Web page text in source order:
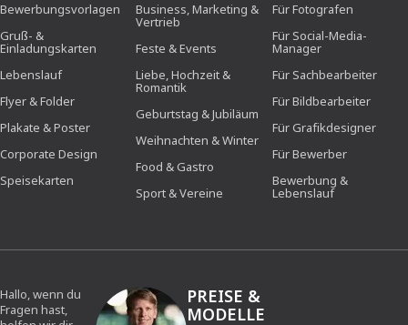
Bewerbungsvorlagen
Gruß- &
Einladungskarten
Lebenslauf
Flyer & Folder
Plakate & Poster
Corporate Design
Speisekarten
Business, Marketing &
Vertrieb
Feste & Events
Liebe, Hochzeit &
Romantik
Geburtstag & Jubiläum
Weihnachten & Winter
Food & Gastro
Sport & Vereine
Für Fotografen
Für Social-Media-
Manager
Für Sachbearbeiter
Für Bildbearbeiter
Für Grafikdesigner
Für Bewerber
Bewerbung &
Lebenslauf
Hallo, wenn du
Fragen hast,
PREISE &
MODELLE